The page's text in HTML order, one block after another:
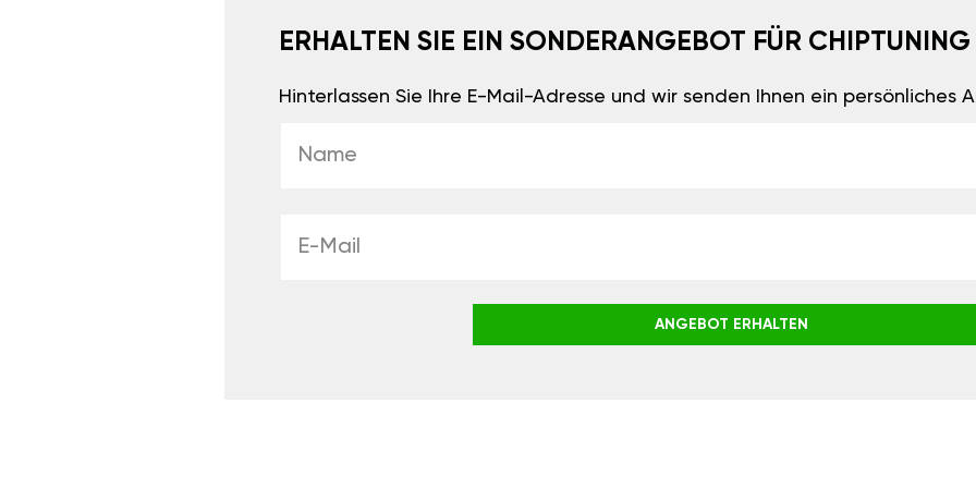
ERHALTEN SIE EIN SONDERANGEBOT FÜR CHIPTUNING
Hinterlassen Sie Ihre E-Mail-Adresse und wir senden Ihnen ein persönliches
ANGEBOT ERHALTEN